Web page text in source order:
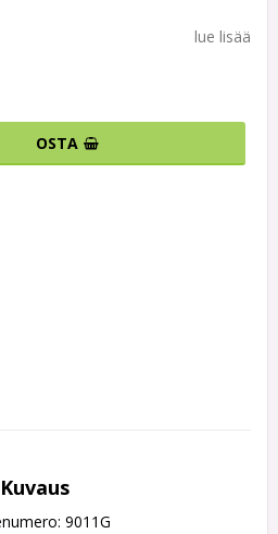
lue lisää
OSTA
Kuvaus
9011G